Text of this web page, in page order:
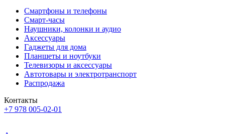
Смартфоны и телефоны
Смарт-часы
Наушники, колонки и аудио
Аксессуары
Гаджеты для дома
Планшеты и ноутбуки
Телевизоры и аксессуары
Автотовары и электротранспорт
Распродажа
Контакты
+7 978 005-02-01